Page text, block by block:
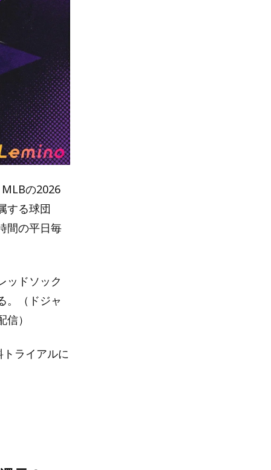
の2026
する球団
間の平日毎
ッドソック
。（ドジャ
）
ライアルに